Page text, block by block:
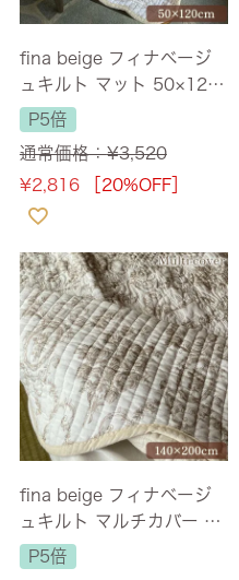
fina beige フィナベージ
ュキルト マット 50×120c
mP5倍
通常価格：¥3,520
¥2,816 ［20%OFF］
fina beige フィナベージ
ュキルト マルチカバー 14
0×200cm 【送料無料】
P5倍